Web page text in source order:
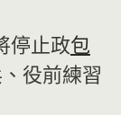
停止政包
役前練習